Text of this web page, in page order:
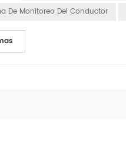
De Monitoreo Del Conductor